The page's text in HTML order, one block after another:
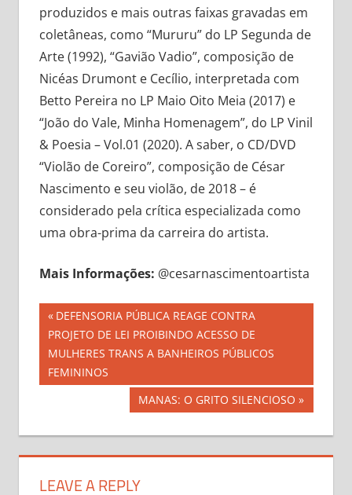
produzidos e mais outras faixas gravadas em
coletâneas, como “Mururu” do LP Segunda de
Arte (1992), “Gavião Vadio”, composição de
Nicéas Drumont e Cecílio, interpretada com
Betto Pereira no LP Maio Oito Meia (2017) e
“João do Vale, Minha Homenagem”, do LP Vinil
& Poesia – Vol.01 (2020). A saber, o CD/DVD
“Violão de Coreiro”, composição de César
Nascimento e seu violão, de 2018 – é
considerado pela crítica especializada como
uma obra-prima da carreira do artista.
Mais Informações: @cesarnascimentoartista
Navegação
de
Post
Previous
Post:
DEFENSORIA PÚBLICA REAGE CONTRA
PROJETO DE LEI PROIBINDO ACESSO DE
MULHERES TRANS A BANHEIROS PÚBLICOS
FEMININOS
Next
MANAS: O GRITO SILENCIOSO
LEAVE A REPLY